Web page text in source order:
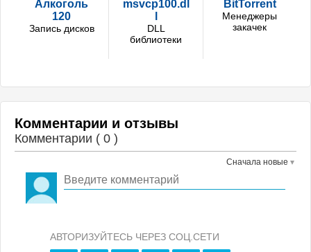
Алкоголь
120
Запись дисков
msvcp100.dl
DLL
библиотеки
BitTorrent
Менеджеры
закачек
Комментарии и отзывы
Комментарии ( 0 )
Сначала новые
АВТОРИЗУЙТЕСЬ ЧЕРЕЗ СОЦ.СЕТИ